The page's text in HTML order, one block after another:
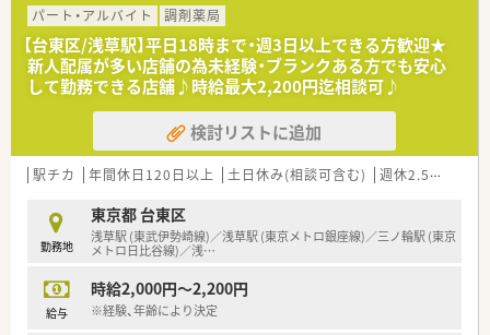
パート・アルバイト
調剤薬局
【台東区/浅草駅】平日18時まで・週3日以上できる方歓迎★
新人配属が多い店舗の為未経験・ブランクある方でも安心
して勤務できる店舗♪時給最大2,200円迄相談可♪
検討リストに追加
駅チカ 年間休日120日以上 土日休み(相談可含む) 週休2.5日以上
勤務地
東京都 台東区
浅草駅 (東武伊勢崎線)／浅草駅 (東京メトロ銀座線)／三ノ輪駅 (東京
メトロ日比谷線)／浅…
給与
時給2,000円～2,200円
※経験、年齢により決定